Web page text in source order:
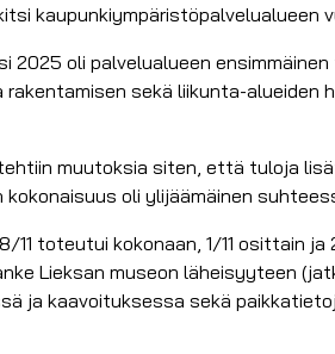
kaupunkiympäristöpalvelualueen
oli palvelualueen
sekä liikunta-
muutoksia siten, että tuloja
kokonaisuus oli ylijäämäinen
toteutui kokonaan, 1/11 osittain
Lieksan museon läheisyyteen
ja kaavoituksessa sekä